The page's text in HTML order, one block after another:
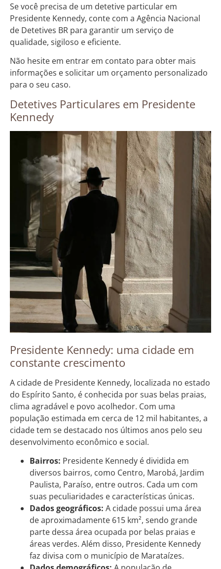
Se você precisa de um detetive particular em
Presidente Kennedy, conte com a Agência Nacional
de Detetives BR para garantir um serviço de
qualidade, sigiloso e eficiente.
Não hesite em entrar em contato para obter mais
informações e solicitar um orçamento personalizado
para o seu caso.
Detetives Particulares em Presidente
Kennedy
Presidente Kennedy: uma cidade em
constante crescimento
A cidade de Presidente Kennedy, localizada no estado
do Espírito Santo, é conhecida por suas belas praias,
clima agradável e povo acolhedor. Com uma
população estimada em cerca de 12 mil habitantes, a
cidade tem se destacado nos últimos anos pelo seu
desenvolvimento econômico e social.
Bairros: Presidente Kennedy é dividida em
diversos bairros, como Centro, Marobá, Jardim
Paulista, Paraíso, entre outros. Cada um com
suas peculiaridades e características únicas.
Dados geográficos: A cidade possui uma área
de aproximadamente 615 km², sendo grande
parte dessa área ocupada por belas praias e
áreas verdes. Além disso, Presidente Kennedy
faz divisa com o município de Marataízes.